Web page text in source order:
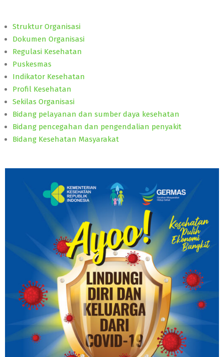
Struktur Organisasi
Dokumen Organisasi
Regulasi Kesehatan
Puskesmas
Indikator Kesehatan
Profil Kesehatan
Sekilas Organisasi
Bidang pelayanan dan sumber daya kesehatan
Bidang pencegahan dan pengendalian penyakit
Bidang Kesehatan Masyarakat